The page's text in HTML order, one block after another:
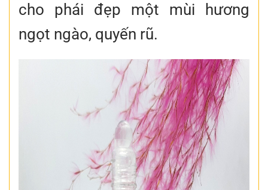
cho phái đẹp một mùi hương
ngọt ngào, quyến rũ.